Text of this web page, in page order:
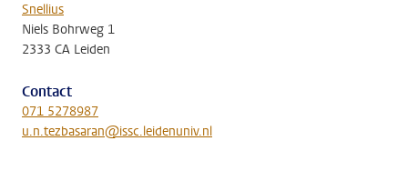
Snellius
Niels Bohrweg 1
2333 CA Leiden
Contact
071 5278987
u.n.tezbasaran@issc.leidenuniv.nl